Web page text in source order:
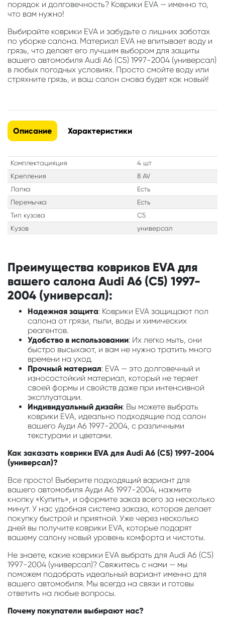
порядок и долговечность? Коврики EVA — именно то,
что вам нужно!
Выбирайте коврики EVA и забудьте о лишних заботах
по уборке салона. Материал EVA не впитывает воду и
грязь, что делает его лучшим выбором для защиты
вашего автомобиля Audi A6 (C5) 1997-2004 (универсал)
в любых погодных условиях. Просто смойте воду или
стряхните грязь, и ваш салон снова будет как новый!
Описание Характеристики
Комплектацияция
4 шт
Крепления
8 AV
Лапка
Есть
Перемычка
Есть
Тип кузова
C5
Кузов
универсал
Преимущества ковриков EVA для
вашего салона Audi A6 (C5) 1997-
2004 (универсал):
Надежная защита: Коврики EVA защищают пол
салона от грязи, пыли, воды и химических
реагентов.
Удобство в использовании: Их легко мыть, они
быстро высыхают, и вам не нужно тратить много
времени на уход.
Прочный материал: EVA — это долговечный и
износостойкий материал, который не теряет
своей формы и свойств даже при интенсивной
эксплуатации.
Индивидуальный дизайн: Вы можете выбрать
коврики EVA, идеально подходящие под салон
вашего Ауди А6 1997-2004, с различными
текстурами и цветами.
Как заказать коврики EVA для Audi A6 (C5) 1997-2004
(универсал)?
Все просто! Выберите подходящий вариант для
вашего автомобиля Ауди А6 1997-2004, нажмите
кнопку «Купить», и оформите заказ всего за несколько
минут. У нас удобная система заказа, которая делает
покупку быстрой и приятной. Уже через несколько
дней вы получите коврики EVA, которые подарят
вашему салону новый уровень комфорта и чистоты.
Не знаете, какие коврики EVA выбрать для Audi A6 (C5)
1997-2004 (универсал)? Свяжитесь с нами — мы
поможем подобрать идеальный вариант именно для
вашего автомобиля. Мы всегда на связи и готовы
ответить на любые вопросы.
Почему покупатели выбирают нас?